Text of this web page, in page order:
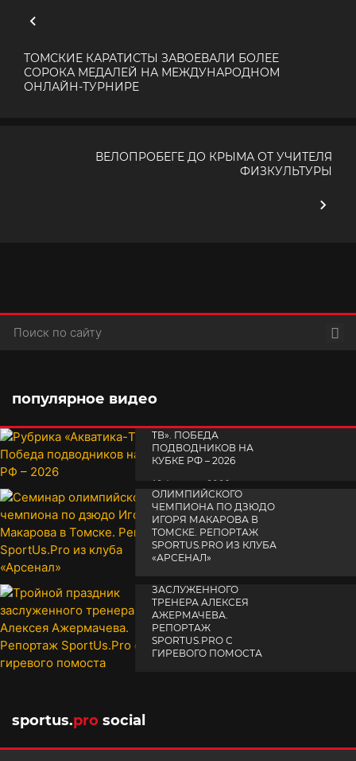
ТОМСКИЕ КАРАТИСТЫ ЗАВОЕВАЛИ БОЛЕЕ
СОРОКА МЕДАЛЕЙ НА МЕЖДУНАРОДНОМ
ОНЛАЙН-ТУРНИРЕ
ВЕЛОПРОБЕГЕ ДО КРЫМА ОТ УЧИТЕЛЯ
ФИЗКУЛЬТУРЫ
популярное видео
TВ». ПОБЕДА
ПОДВОДНИКОВ НА
КУБКЕ РФ – 2026
19 февраля 2026
СЕМИНАР
ОЛИМПИЙСКОГО
ЧЕМПИОНА ПО ДЗЮДО
ИГОРЯ МАКАРОВА В
ТОМСКЕ. РЕПОРТАЖ
SPORTUS.PRO ИЗ КЛУБА
«АРСЕНАЛ»
ЗАСЛУЖЕННОГО
ТРЕНЕРА АЛЕКСЕЯ
АЖЕРМАЧЕВА.
РЕПОРТАЖ
SPORTUS.PRO С
ГИРЕВОГО ПОМОСТА
sportus.pro social